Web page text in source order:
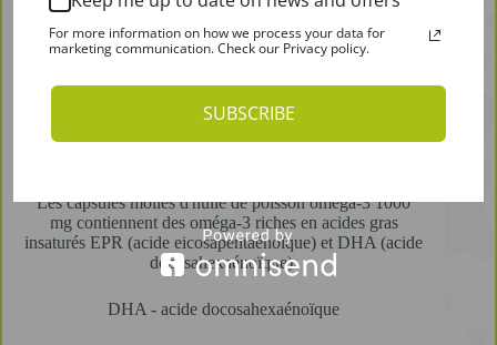
gras polyinsaturés tels que l'acide eicosapentaénoïque
(EPA) et l'acide docosahexaénoïque (DHA) sont extraits
de poissons tels que le maquereau, le saumon, le thon,
fonction cardiaque normale. Ces acides gras contribuent
au maintien d'une fonction cardiaque normale. La
consommation quotidienne de 250 mg d'EPR et de
Les capsules molles d'huile de poisson oméga-3 1000
mg contiennent des oméga-3 riches en acides gras
insaturés EPR (acide eicosapentaénoïque) et DHA (acide
docosahexaénoïque).
DHA - acide docosahexaénoïque
For more information on how we process your data for
marketing communication. Check our Privacy policy.
SUBSCRIBE